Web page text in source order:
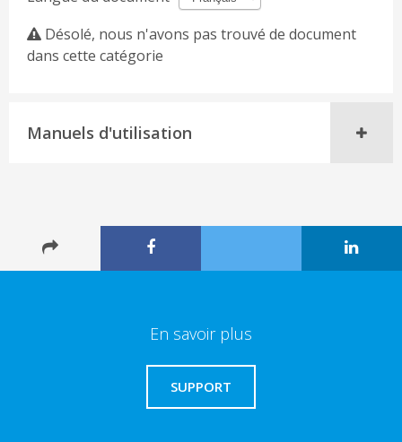
Désolé, nous n'avons pas trouvé de document
dans cette catégorie
Manuels d'utilisation
En savoir plus
SUPPORT